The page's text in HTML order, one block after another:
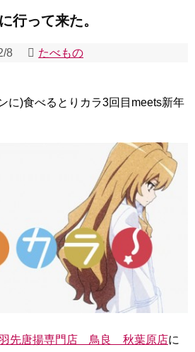
行って来た。
8 たべもの
に)食べるとりカラ3回目meets新年
先唐揚専門店 鳥良 秋葉原店に